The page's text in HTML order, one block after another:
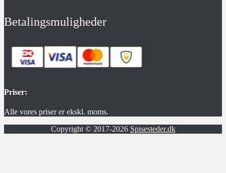
Betalingsmuligheder
Priser:
Alle vores priser er ekskl. moms.
Copyright © 2017-2026 Spisesteder.dk